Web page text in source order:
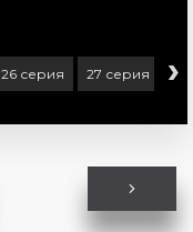
26 серия 27 серия 28
›